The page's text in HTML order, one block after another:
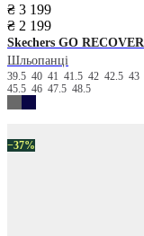
₴ 3 199
₴ 2 199
Skechers GO RECOVER
Шльопанці
39.5 40 41 41.5 42 42.5 43
45.5 46 47.5 48.5
−37%